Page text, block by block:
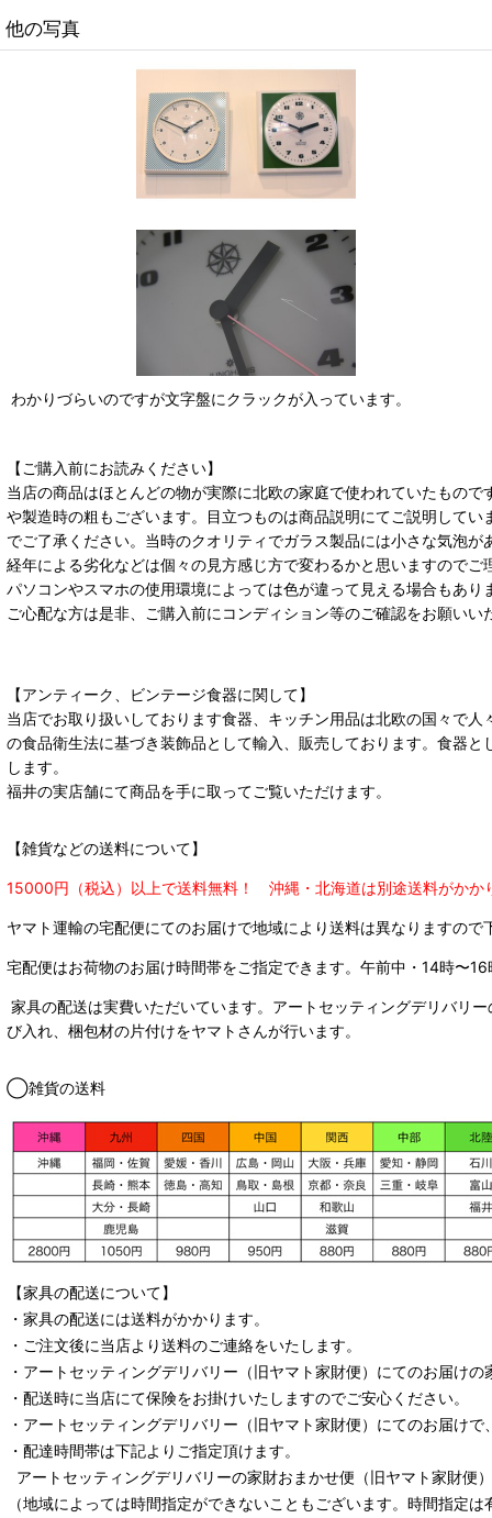
他の写真
わかりづらいのですが文字盤にクラックが入っています。
【ご購入前にお読みください】
当店の商品はほとんどの物が実際に北欧の家庭で使われていたもの
や製造時の粗もございます。目立つものは商品説明にてご説明して
でご了承ください。当時のクオリティでガラス製品には小さな気泡が
経年による劣化などは個々の見方感じ方で変わるかと思いますのでご
パソコンやスマホの使用環境によっては色が違って見える場合もあ
ご心配な方は是非、ご購入前にコンディション等のご確認をお願い
【アンティーク、ビンテージ食器に関して】
当店でお取り扱いしております食器、キッチン用品は北欧の国々で
の食品衛生法に基づき装飾品として輸入、販売しております。食器
します。
福井の実店舗にて商品を手に取ってご覧いただけます。
【雑貨などの送料について】
15000円（税込）以上で送料無料！ 沖縄・北海道は別途送料がかか
ヤマト運輸の宅配便にてのお届けで地域により送料は異なりますので
宅配便はお荷物のお届け時間帯をご指定できます。 午前中・14時〜
家具の配送は実費いただいています。アートセッティングデリバリ
び入れ、梱包材の片付けをヤマトさんが行います。
◯雑貨の送料
【家具の配送について】
・家具の配送には送料がかかります。
・ご注文後に当店より送料のご連絡をいたします。
・ アートセッティングデリバリー （旧ヤマト家財便） にてのお届けの
・配送時に当店にて保険をお掛けいたしますのでご安心ください。
・ アートセッティングデリバリー （旧ヤマト家財便） にてのお届けで
・配達時間帯は下記よりご指定頂けます。
アートセッティングデリバリーの家財おまかせ便 （旧ヤマト家財便
（地域によっては時間指定ができないこともございます。時間指定